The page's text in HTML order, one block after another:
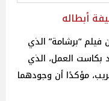
أبطاله
“برشامة” الذي
بكاست العمل، الذي
مؤكدًا أن وجودهما